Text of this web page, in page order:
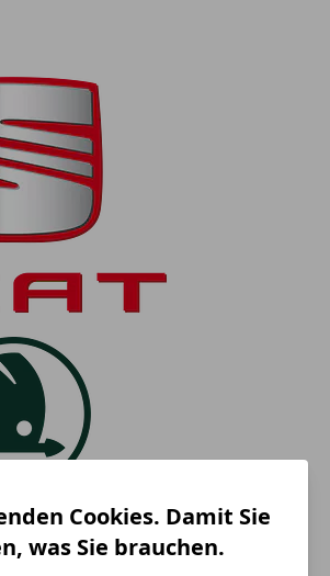
Cookies. Damit Sie
was Sie brauchen.